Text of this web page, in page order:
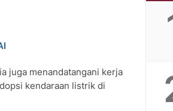
juga menandatangani kerja
kendaraan listrik di